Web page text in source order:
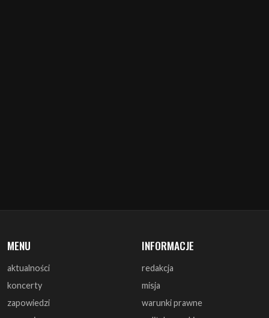
MENU
aktualności
koncerty
zapowiedzi
INFORMACJE
redakcja
misja
warunki prawne